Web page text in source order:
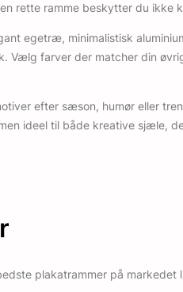
rette ramme beskytter du ikke
egetræ, minimalistisk
Vælg farver der matcher din
efter sæson, humør eller
ideel til både kreative sjæle,
plakatrammer på